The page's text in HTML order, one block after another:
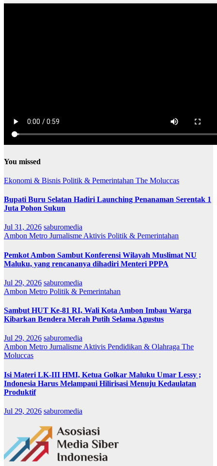
You missed
Ekonomi & Bisnis Politik & Pemerintahan The Moluccas
Bupati Buru Selatan Hadiri Launching Penanaman Serentak 1
Juta Pohon Sukun
Jul 31, 2026 saburomedia
Ambon Metro Jurnalisme Aktivis Politik & Pemerintahan
Pemkot Ambon Sambut Konferensi Wilayah Muslimat NU
Maluku, yang rencananya dihadiri Menteri PPPA
Jul 29, 2026 saburomedia
Ambon Metro Politik & Pemerintahan
Sambut HUT Ke-81 RI, Wali Kota Ambon Imbau Warga
Kibarkan Bendera Merah Putih Selama Agustus
Jul 29, 2026 saburomedia
Ambon Metro Jurnalisme Aktivis Pendidikan & Olahraga The
Moluccas
Isi Materi LK-III HMI, Ketua Golkar Maluku Umar Lessy ;
Indonesia Harus Melampaui Hilirisasi Menuju Kedaulatan
Produktif
Jul 29, 2026 saburomedia